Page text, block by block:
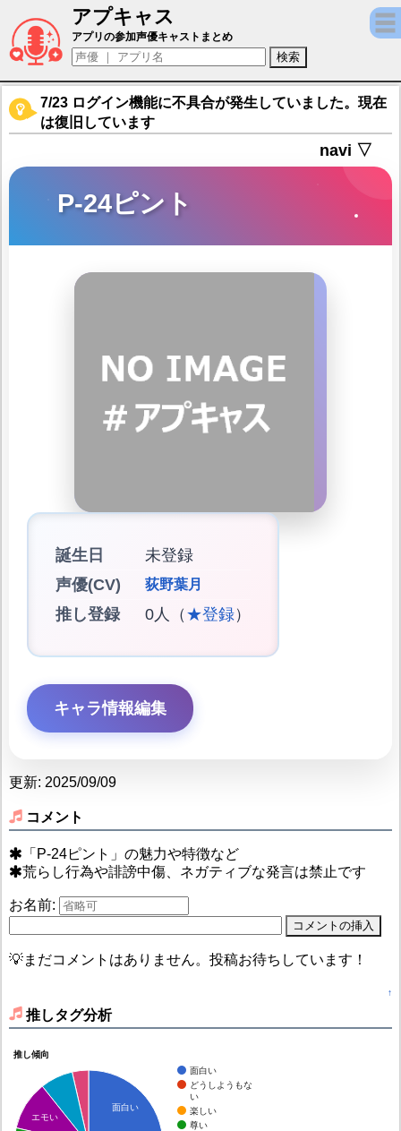
アプキャス
P-24ピント（声優：荻野葉月)【ラストオリ
アプリの参加声優キャストまとめ
7/23 ログイン機能に不具合が発生していました。現在
は復旧しています
navi ▽
P-24ピント
誕生日
未登録
声優(CV)
荻野葉月
推し登録 0人（ ★登録）
キャラ情報編集
更新: 2025/09/09
コメント
「P-24ピント」の魅力や特徴など
荒らし行為や誹謗中傷、ネガティブな発言は禁止です
お名前:
💡まだコメントはありません。投稿お待ちしています！
↑
推しタグ分析
推し傾向
面白い
どうしようもな
い
楽しい
尊い
面白い
エモい